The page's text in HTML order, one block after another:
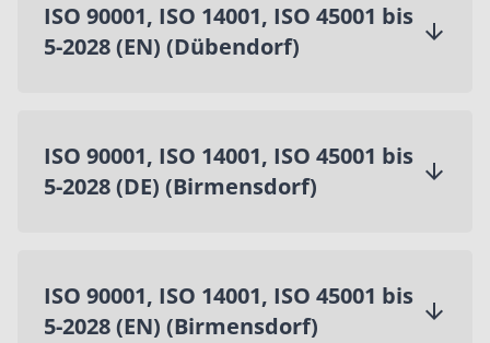
ISO 90001, ISO 14001, ISO 45001 bis
5-2028 (EN) (Dübendorf)
ISO 90001, ISO 14001, ISO 45001 bis
5-2028 (DE) (Birmensdorf)
ISO 90001, ISO 14001, ISO 45001 bis
5-2028 (EN) (Birmensdorf)